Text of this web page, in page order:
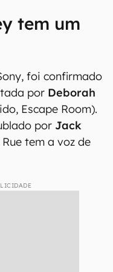
tem um
foi confirmado
por Deborah
Escape Room).
por Jack
tem a voz de